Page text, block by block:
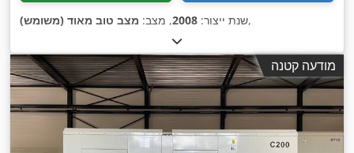
שנת ייצור: 2008, מצב: מצב טוב מאוד (משומש) ,
מודעה קטנה